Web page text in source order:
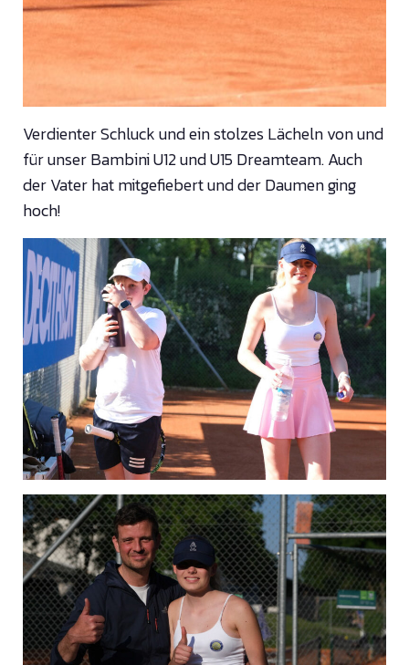
Verdienter Schluck und ein stolzes Lächeln von und
für unser Bambini U12 und U15 Dreamteam. Auch
der Vater hat mitgefiebert und der Daumen ging
hoch!